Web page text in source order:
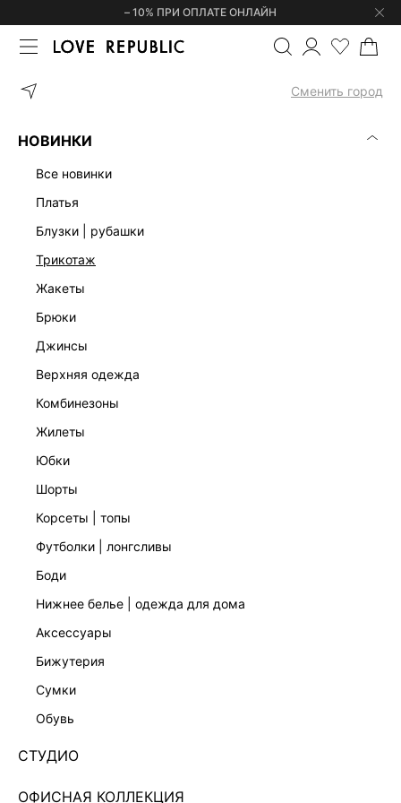
– 10% ПРИ ОПЛАТЕ ОНЛАЙН
Сменить город
НОВИНКИ
все новинки
платья
блузки | рубашки
трикотаж
жакеты
брюки
джинсы
верхняя одежда
комбинезоны
жилеты
юбки
шорты
корсеты | топы
футболки | лонгсливы
боди
нижнее белье | одежда для дома
аксессуары
бижутерия
сумки
обувь
СТУДИО
ОФИСНАЯ КОЛЛЕКЦИЯ
ГЛАВНАЯ ДЖИНСЫ RELAXED СО
4255404703-102